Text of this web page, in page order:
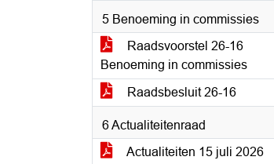
5 Benoeming in commissies
Raadsvoorstel 26-16
Benoeming in commissies
Raadsbesluit 26-16
6 Actualiteitenraad
Actualiteiten 15 juli 2026